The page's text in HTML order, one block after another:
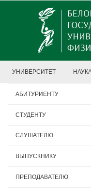
УНИВЕРСИТЕТ
АБИТУРИЕНТУ
СТУДЕНТУ
СЛУШАТЕЛЮ
ВЫПУСКНИКУ
ПРЕПОДАВАТЕЛЮ